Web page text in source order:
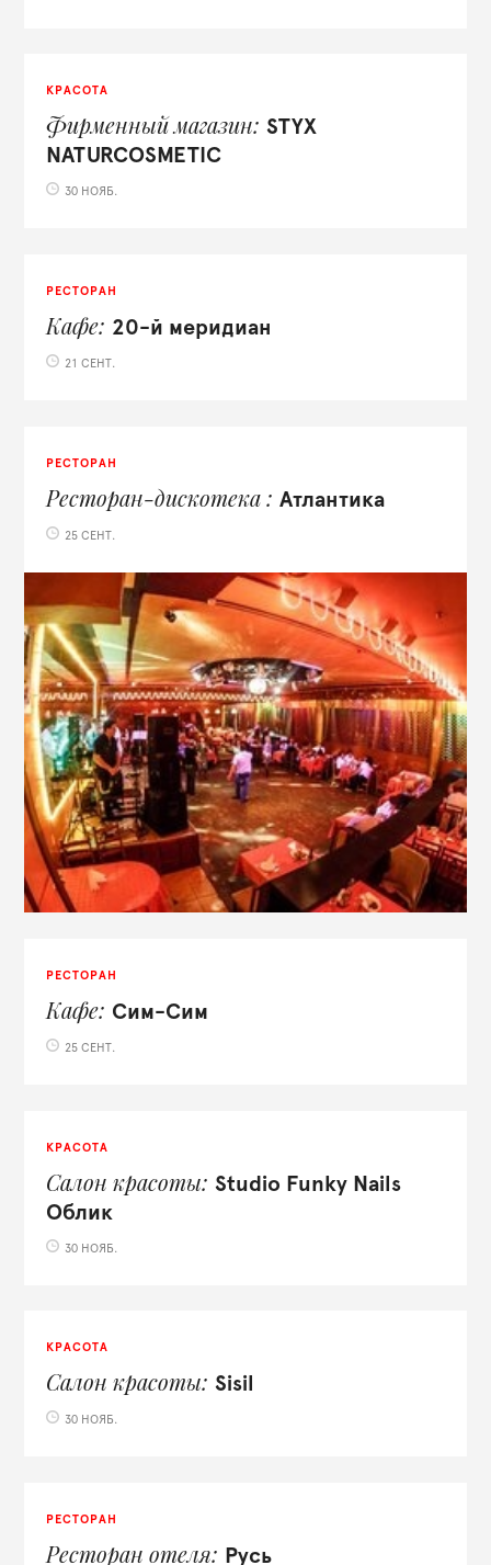
КРАСОТА
Фирменный магазин
STYX
NATURCOSMETIC
30 НОЯБ.
РЕСТОРАН
Кафе 20-й меридиан
21 СЕНТ.
РЕСТОРАН
Ресторан-дискотека Атлантика
25 СЕНТ.
РЕСТОРАН
Кафе Сим-Сим
25 СЕНТ.
КРАСОТА
Салон красоты
Studio Funky Nails
Облик
30 НОЯБ.
КРАСОТА
Салон красоты Sisil
30 НОЯБ.
РЕСТОРАН
Ресторан отеля Русь